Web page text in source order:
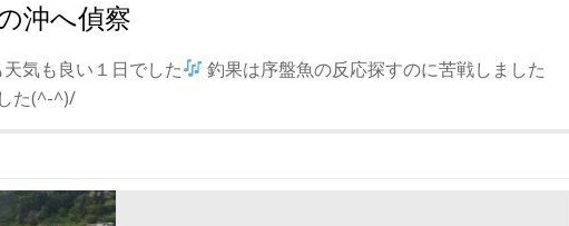
沖へ偵察
気も良い１日でした
釣果は序盤魚の反応探すのに苦戦しました
た(^-^)/